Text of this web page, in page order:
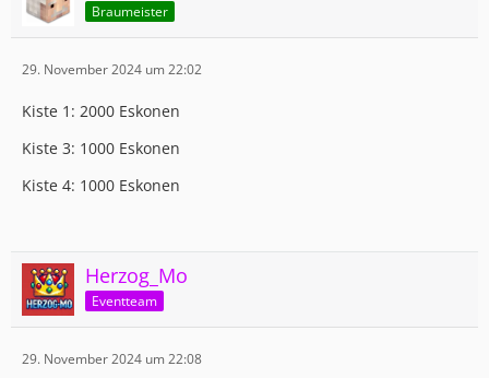
Braumeister
29. November 2024 um 22:02
Kiste 1: 2000 Eskonen
Kiste 3: 1000 Eskonen
Kiste 4: 1000 Eskonen
Herzog_Mo
Eventteam
29. November 2024 um 22:08